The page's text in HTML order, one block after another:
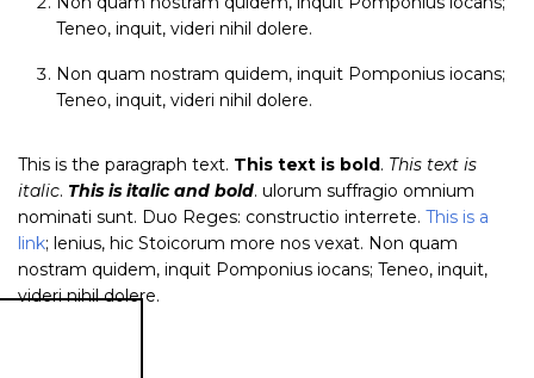
Teneo, inquit, videri nihil dolere.
Non quam nostram quidem, inquit Pomponius iocans;
Teneo, inquit, videri nihil dolere.
This is the paragraph text. This text is bold. This text is
italic. This is italic and bold. ulorum suffragio omnium
nominati sunt. Duo Reges: constructio interrete. This is a
link; lenius, hic Stoicorum more nos vexat. Non quam
nostram quidem, inquit Pomponius iocans; Teneo, inquit,
videri nihil dolere.